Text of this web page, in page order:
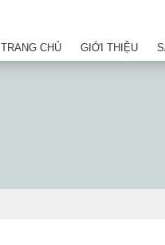
TRANG CHỦ GIỚI THIỆU